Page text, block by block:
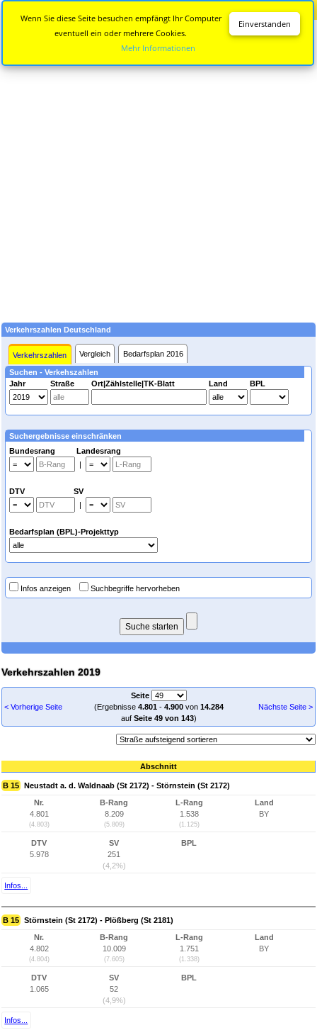
Verkehrszahlen Deutschland
Verkehrszahlen Vergleich Bedarfsplan 2016
Suchen - Verkehszahlen
Jahr
Straße Ort|Zählstelle|TK-Blatt Land BPL
Suchergebnisse einschränken
Bundesrang Landesrang
|
DTV SV
|
Bedarfsplan (BPL)-Projekttyp
Infos anzeigen Suchbegriffe hervorheben
Verkehrszahlen 2019
< Vorherige Seite
Seite
(Ergebnisse 4.801- 4.900von 14.284
auf Seite 49 von 143)
Nächste Seite >
Abschnitt
B 15 Neustadt a. d. Waldnaab (St 2172) - Störnstein (St 2172)
Nr.
4.801
(4.803)
B-Rang
8.209
(5.809)
L-Rang
1.538
(1.125)
Land
BY
DTV
5.978
SV
251
(4,2%)
BPL
Infos...
B 15 Störnstein (St 2172) - Plößberg (St 2181)
Nr.
4.802
(4.804)
B-Rang
10.009
(7.605)
L-Rang
1.751
(1.338)
Land
BY
DTV
1.065
SV
52
(4,9%)
BPL
Infos...
Einverstanden
Wenn Sie diese Seite besuchen empfängt Ihr Computer
eventuell ein oder mehrere Cookies.
Mehr Informationen